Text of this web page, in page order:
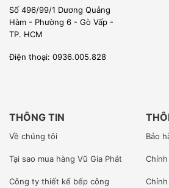
[wpcc-iframe allowfullscreen=””
height=”360″ src=”https://
style=”position:
Chúng tôi trực tiếp lắp đặt sản
Số 496/99/1 Dương Quảng
Hàm - Phường 6 - Gò Vấp -
TP. HCM
Điện thoại: 0936.005.828
THÔNG TIN
Về chúng tôi
Tại sao mua hàng Vũ Gia Phát
Công ty thiết kế bếp công
Bảo